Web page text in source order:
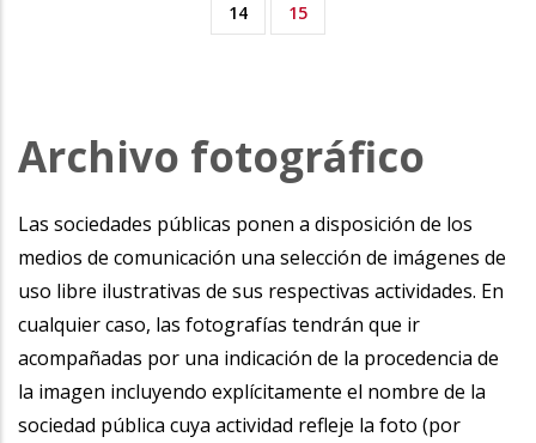
Page
14
Página
15
Archivo fotográfico
Las sociedades públicas ponen a disposición de los
medios de comunicación una selección de imágenes de
uso libre ilustrativas de sus respectivas actividades. En
cualquier caso, las fotografías tendrán que ir
acompañadas por una indicación de la procedencia de
la imagen incluyendo explícitamente el nombre de la
sociedad pública cuya actividad refleje la foto (por